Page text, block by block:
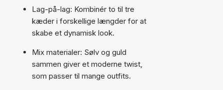
Lag-på-lag: Kombinér to til tre
kæder i forskellige længder for at
skabe et dynamisk look.
Mix materialer: Sølv og guld
sammen giver et moderne twist,
som passer til mange outfits.